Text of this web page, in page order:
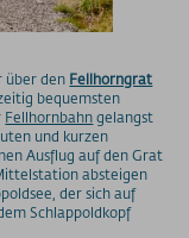
über den Fellhorngrat
bequemsten
Fellhornbahngelangst
und kurzen
Ausflug auf den Grat
absteigen
der sich auf
Schlappoldkopf